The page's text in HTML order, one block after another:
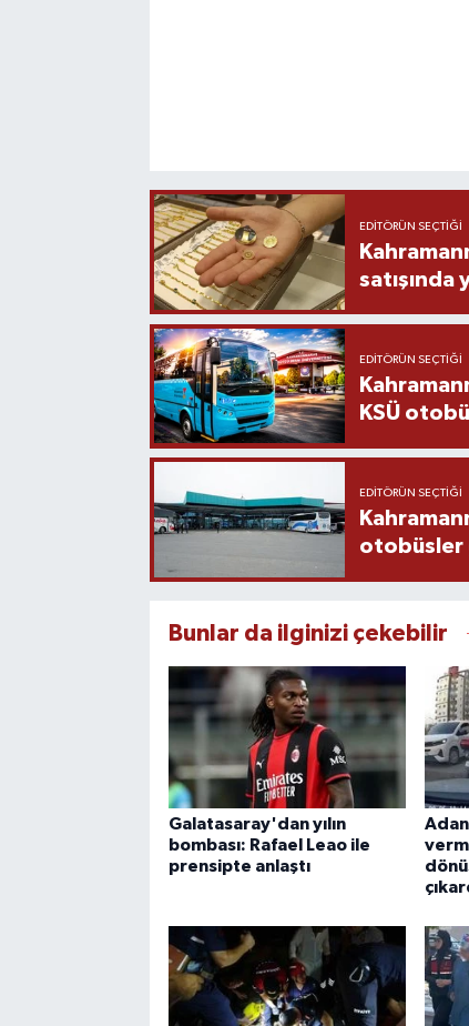
EDITÖRÜN SEÇTIĞI
satışında
EDITÖRÜN SEÇTIĞI
KSÜ
EDITÖRÜN SEÇTIĞI
otobüsler
Bunlar da ilginizi çekebilir
Galatasaray'dan yılın
bombası: Rafael Leao ile
prensipte anlaştı